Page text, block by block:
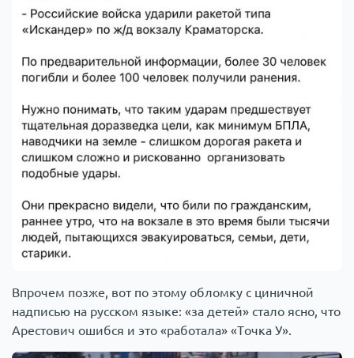
Впрочем позже, вот по этому обломку с циничной
надписью на русском языке: «за детей» стало ясно, что
Арестович ошибся и это «работала» «Точка У».